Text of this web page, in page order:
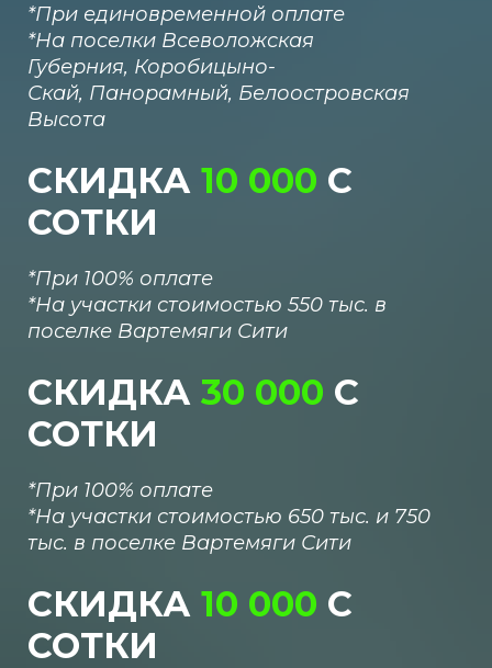
*При единовременной оплате
*На поселки Всеволожская
Губерния, Коробицыно-
Скай, Панорамный, Белоостровская
Высота
СКИДКА 10 000 С
СОТКИ
*При 100% оплате
*На участки стоимостью 550 тыс. в
поселке Вартемяги Сити
СКИДКА 30 000 С
СОТКИ
*При 100% оплате
*На участки стоимостью 650 тыс. и 750
тыс. в поселке Вартемяги Сити
СКИДКА 10 000 С
СОТКИ